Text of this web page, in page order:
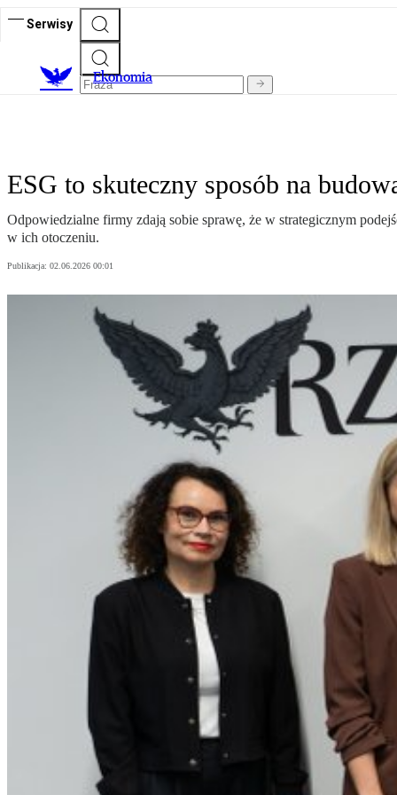
Serwisy
Ekonomia
ESG to skuteczny sposób na
Odpowiedzialne firmy zdają sobie sprawę, że w strategicznym
w ich otoczeniu.
Publikacja: 02.06.2026 00:01